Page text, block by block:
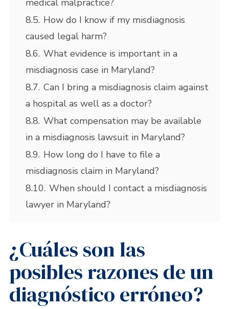
medical malpractice?
8.5. How do I know if my misdiagnosis
caused legal harm?
8.6. What evidence is important in a
misdiagnosis case in Maryland?
8.7. Can I bring a misdiagnosis claim against
a hospital as well as a doctor?
8.8. What compensation may be available
in a misdiagnosis lawsuit in Maryland?
8.9. How long do I have to file a
misdiagnosis claim in Maryland?
8.10. When should I contact a misdiagnosis
lawyer in Maryland?
¿Cuáles son las
posibles razones de un
diagnóstico erróneo?